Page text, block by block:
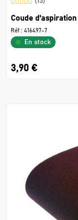
Coude d'aspiration
Réf : 416497-7
En stock
3,90 €